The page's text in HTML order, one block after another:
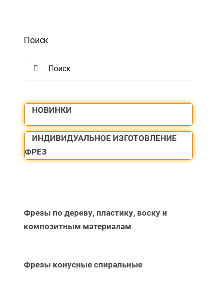
Поиск
НОВИНКИ
ИНДИВИДУАЛЬНОЕ ИЗГОТОВЛЕНИЕ
ФРЕЗ
Фрезы по дереву, пластику, воску и
композитным материалам
Фрезы конусные спиральные